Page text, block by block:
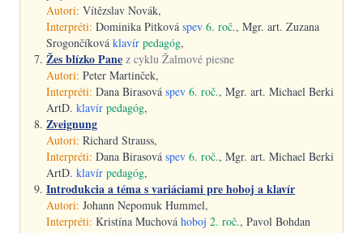
Autori: Vítězslav Novák,
Interpréti: Dominika Pitková spev 6. roč., Mgr. art. Zuzana
Srogončíková klavír pedagóg,
Žes blízko Pane z cyklu Žalmové piesne
Autori: Peter Martinček,
Interpréti: Dana Birasová spev 6. roč., Mgr. art. Michael Berki
ArtD. klavír pedagóg,
Zveignung
Autori: Richard Strauss,
Interpréti: Dana Birasová spev 6. roč., Mgr. art. Michael Berki
ArtD. klavír pedagóg,
Introdukcia a téma s variáciami pre hoboj a klavír
Autori: Johann Nepomuk Hummel,
Interpréti: Kristína Muchová hoboj 2. roč., Pavol Bohdan